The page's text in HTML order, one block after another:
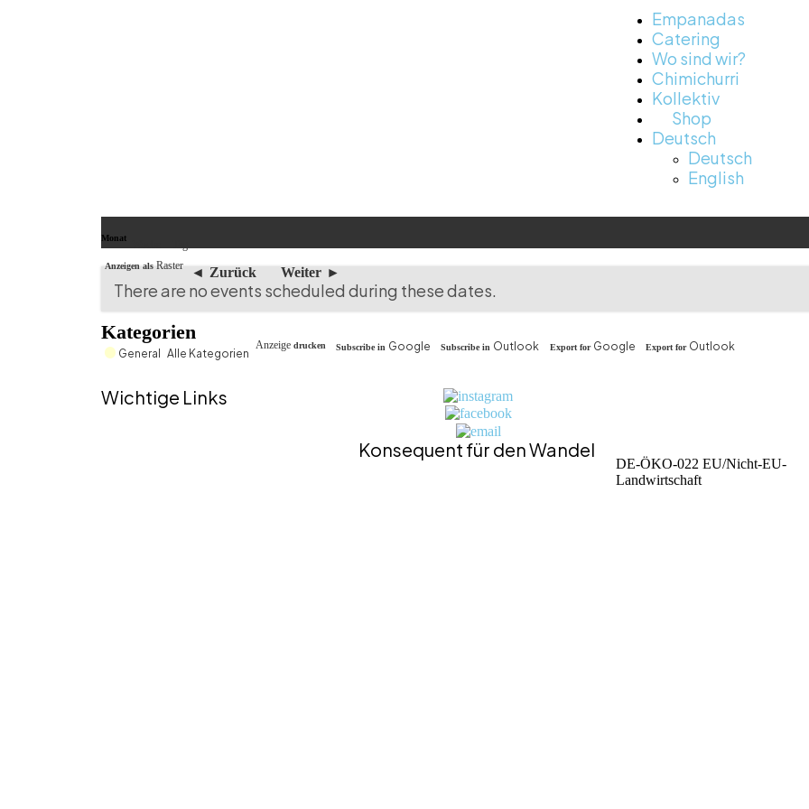
Empanadas
Catering
Wo sind wir?
Chimichurri
Kollektiv
Shop
Deutsch
Deutsch
English
Anzeigen alsRaster
Monat
Zurück
Weiter
There are no events scheduled during these dates.
Kategorien
General Alle Kategorien Anzeigedrucken Subscribe in Google Subscribe in Outlook Export for Google Export for Outlook
Wichtige Links
Konsequent für den Wandel
DE-ÖKO-022 EU/Nicht-EU-
Landwirtschaft